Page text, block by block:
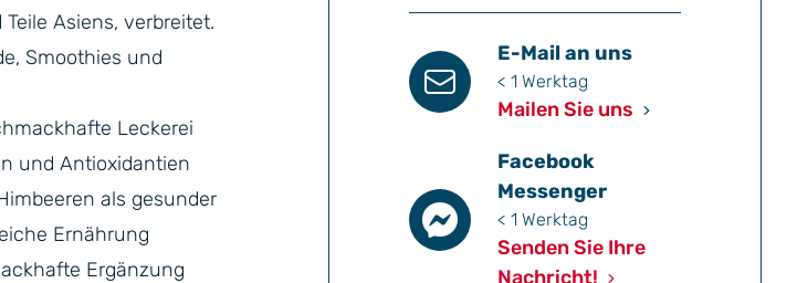
Asiens, verbreitet.
Smoothies und
Leckerei
und Antioxidantien
als gesunder
Ernährung
Ergänzung
E-Mail an uns
< 1 Werktag
Mailen Sie uns
Facebook
Messenger
< 1 Werktag
Senden Sie Ihre
Nachricht!